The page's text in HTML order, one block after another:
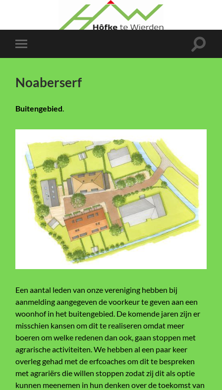
Toggle
mobiel
Toggle
Noaberserf
Buitengebied
Een aantal leden van onze vereniging hebben bij
aanmelding aangegeven de voorkeur te geven aan een
woonhof in het buitengebied. De komende jaren zijn er
misschien kansen om dit te realiseren omdat meer
boeren om welke redenen dan ook, gaan stoppen met
agrarische activiteiten. We hebben al een paar keer
overleg gehad met de erfcoaches om dit te bespreken
met agrariërs die willen stoppen zodat zij dit als optie
kunnen meenemen in hun denken over de toekomst van